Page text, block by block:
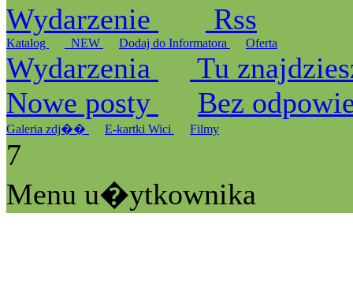
Wydarzenie
Rss
Katalog _NEW Dodaj do Informatora Oferta
Wydarzenia
Tu
Nowe posty
Bez
Galeria zdj�� E-kartki Wici Filmy
7
Menu u�ytkownika